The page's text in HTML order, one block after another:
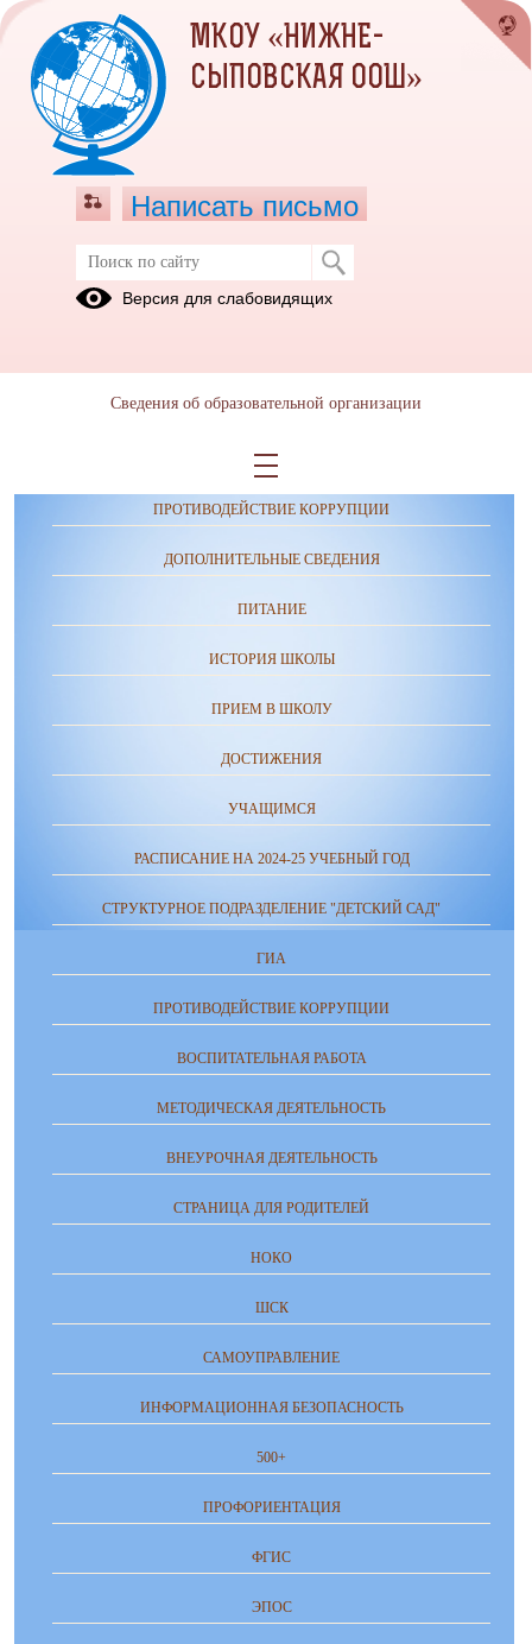
Учащимся
ОБРАЩЕНИЯ ГРАЖДАН
ПРОТИВОДЕЙСТВИЕ КОРРУПЦИИ
ДОПОЛНИТЕЛЬНЫЕ СВЕДЕНИЯ
ПИТАНИЕ
ИСТОРИЯ ШКОЛЫ
ПРИЕМ В ШКОЛУ
ДОСТИЖЕНИЯ
УЧАЩИМСЯ
РАСПИСАНИЕ НА 2024-25 УЧЕБНЫЙ ГОД
СТРУКТУРНОЕ ПОДРАЗДЕЛЕНИЕ "ДЕТСКИЙ САД"
ГИА
ПРОТИВОДЕЙСТВИЕ КОРРУПЦИИ
ВОСПИТАТЕЛЬНАЯ РАБОТА
МЕТОДИЧЕСКАЯ ДЕЯТЕЛЬНОСТЬ
ВНЕУРОЧНАЯ ДЕЯТЕЛЬНОСТЬ
СТРАНИЦА ДЛЯ РОДИТЕЛЕЙ
НОКО
ШСК
САМОУПРАВЛЕНИЕ
ИНФОРМАЦИОННАЯ БЕЗОПАСНОСТЬ
500+
ПРОФОРИЕНТАЦИЯ
ФГИС
ЭПОС
МКОУ «НИЖНЕ-
СЫПОВСКАЯ ООШ»
Написать письмо
Версия для слабовидящих
Сведения об образовательной организации